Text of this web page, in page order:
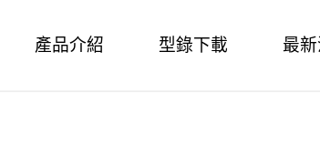
產品介紹 型錄下載 最